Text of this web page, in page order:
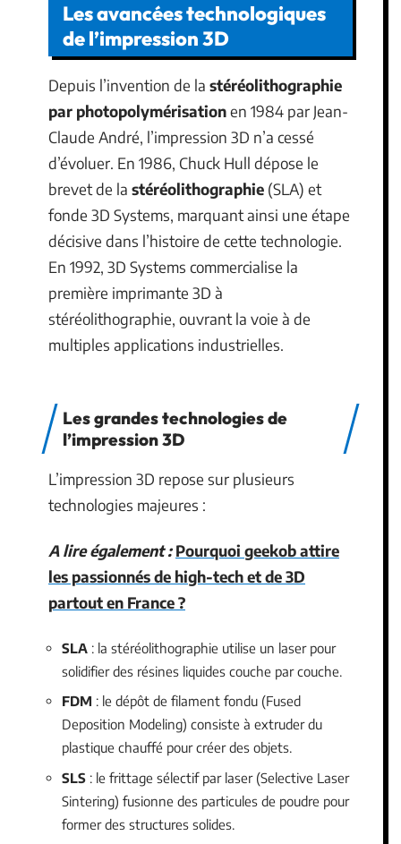
Les avancées technologiques
de l’impression 3D
Depuis l’invention de la stéréolithographie
par photopolymérisationen 1984 par Jean-
Claude André, l’impression 3D n’a cessé
d’évoluer. En 1986, Chuck Hull dépose le
brevet de la stéréolithographie (SLA) et
fonde 3D Systems, marquant ainsi une étape
décisive dans l’histoire de cette technologie.
En 1992, 3D Systems commercialise la
première imprimante 3D à
stéréolithographie, ouvrant la voie à de
multiples applications industrielles.
Les grandes technologies de
l’impression 3D
L’impression 3D repose sur plusieurs
technologies majeures :
A lire également : Pourquoi geekob attire
les passionnés de high-tech et de 3D
partout en France ?
SLA : la stéréolithographie utilise un laser pour
solidifier des résines liquides couche par couche.
FDM : le dépôt de filament fondu (Fused
Deposition Modeling) consiste à extruder du
plastique chauffé pour créer des objets.
SLS : le frittage sélectif par laser (Selective Laser
Sintering) fusionne des particules de poudre pour
former des structures solides.